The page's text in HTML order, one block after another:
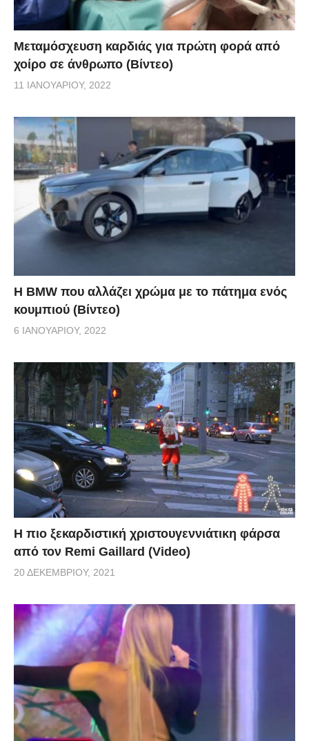
Μεταμόσχευση καρδιάς για πρώτη φορά από
χοίρο σε άνθρωπο (Βίντεο)
11 ΙΑΝΟΥΑΡΊΟΥ, 2022
Η BMW που αλλάζει χρώμα με το πάτημα ενός
κουμπιού (Βίντεο)
6 ΙΑΝΟΥΑΡΊΟΥ, 2022
Η πιο ξεκαρδιστική χριστουγεννιάτικη φάρσα
από τον Remi Gaillard (Video)
20 ΔΕΚΕΜΒΡΊΟΥ, 2021